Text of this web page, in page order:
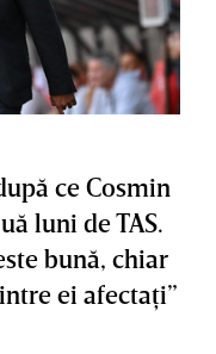
ce Cosmin
luni de TAS.
bună, chiar
ei afectaţi”